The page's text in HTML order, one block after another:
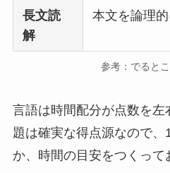
長文読
解
本文を論理
参考：でると
言語は時間配分が点数を左
題は確実な得点源なので、
か、時間の目安をつくって